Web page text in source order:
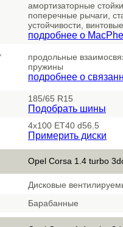
амортизаторные
поперечные рычаги,
устойчивости,
подробнее о
продольные
пружины
подробнее о
185/65 R15
Подобрать шины
4x100 ET40 d56.5
Примерить диски
Opel Corsa 1.4 turbo
Дисковые
Барабанные